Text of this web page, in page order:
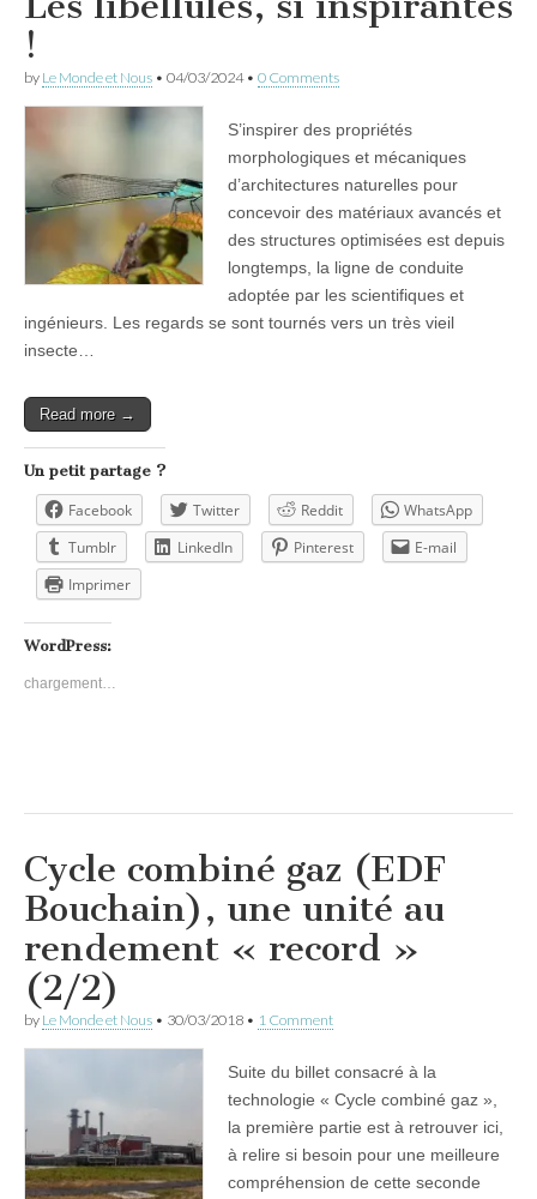
!
by Le Monde et Nous • 04/03/2024• 0 Comments
S’inspirer des propriétés
morphologiques et mécaniques
d’architectures naturelles pour
concevoir des matériaux avancés et
des structures optimisées est depuis
longtemps, la ligne de conduite
adoptée par les scientifiques et
ingénieurs. Les regards se sont tournés vers un très vieil
insecte…
Read more →
Un petit partage ?
Facebook Twitter Reddit
WhatsApp
Tumblr
LinkedIn Pinterest
E-mail
Imprimer
WordPress:
chargement…
Cycle combiné gaz (EDF
Bouchain), une unité au
rendement « record »
(2/2)
by Le Monde et Nous • 30/03/2018 • 1 Comment
Suite du billet consacré à la
technologie « Cycle combiné gaz »,
la première partie est à retrouver ici,
à relire si besoin pour une meilleure
compréhension de cette seconde